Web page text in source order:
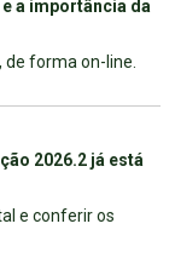
a importância da
forma on-line.
2026.2 já está
e conferir os